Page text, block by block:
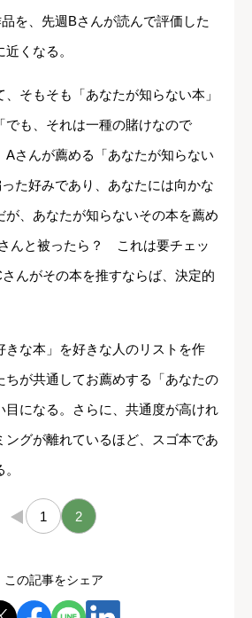
を、先週Bさんが読んで評価した
くなる。
そもそも「あなたが知らない本」
でも、それは一種の賭けなので
Aさんが薦める「あなたが知らない
た好みであり、あなたには向かな
が、あなたが知らないその本を薦め
んと被ったら？ これは要チェッ
んがその本を推すならば、決定的
きな本」を好きな人のリストを作
ちが共通してお薦めする「あなたの
目になる。さらに、共通度が高けれ
ングが離れているほど、スゴ本であ
← 1 2
この記事をシェア